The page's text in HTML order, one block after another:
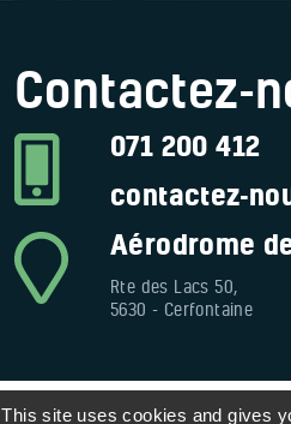
Contactez-
071 200 412
contactez-
Aérodrome
Rte des Lacs 50,
5630 - Cerfontaine
This site uses cookies and gives